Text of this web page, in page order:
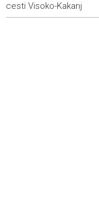
cesti Visoko-Kakanj